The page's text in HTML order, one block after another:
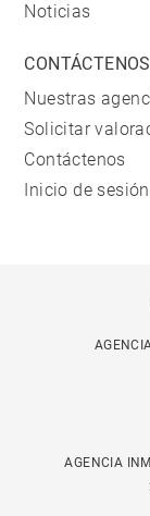
Noticias
CONTÁCTENOS
Nuestras
Solicitar
Contáctenos
Inicio de
AGENCIA